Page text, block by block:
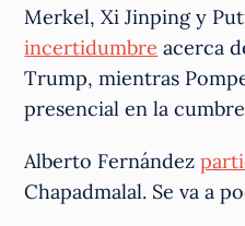
Merkel, Xi Jinping y
incertidumbre acerca
Trump, mientras
presencial en la
Alberto Fernández
Chapadmalal. Se va a